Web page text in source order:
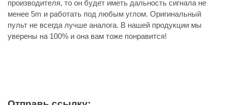
производителя, то он будет иметь дальность сигнала не
менее 5m и работать под любым углом. Оригинальный
пульт не всегда лучше аналога. В нашей продукции мы
уверены на 100% и она вам тоже понравится!